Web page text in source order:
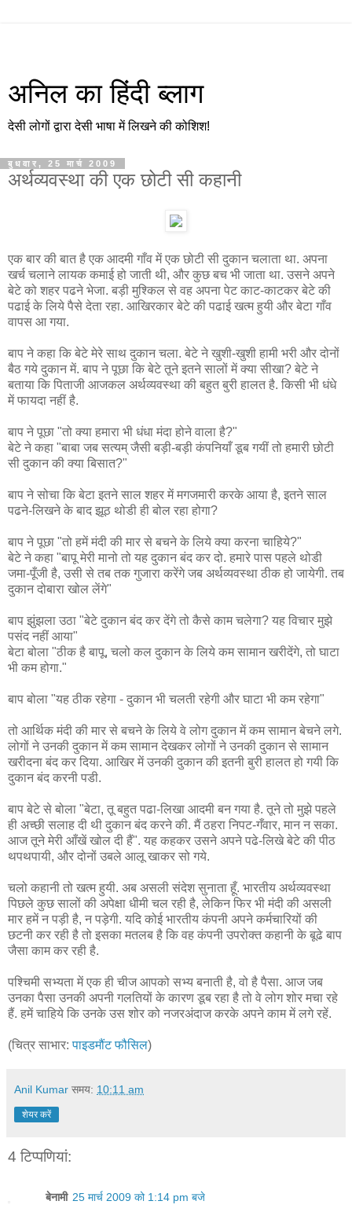
अनिल का हिंदी ब्लाग
देसी लोगों द्वारा देसी भाषा में लिखने की कोशिश!
बुधवार, 25 मार्च 2009
अर्थव्यवस्था की एक छोटी सी कहानी
एक बार की बात है एक आदमी गाँव में एक छोटी सी दुकान चलाता था. अपना
खर्च चलाने लायक कमाई हो जाती थी, और कुछ बच भी जाता था. उसने अपने
बेटे को शहर पढने भेजा. बड़ी मुश्किल से वह अपना पेट काट-काटकर बेटे की
पढाई के लिये पैसे देता रहा. आखिरकार बेटे की पढाई खत्म हुयी और बेटा गाँव
वापस आ गया.
बाप ने कहा कि बेटे मेरे साथ दुकान चला. बेटे ने खुशी-खुशी हामी भरी और दोनों
बैठ गये दुकान में. बाप ने पूछा कि बेटे तूने इतने सालों में क्या सीखा? बेटे ने
बताया कि पिताजी आजकल अर्थव्यवस्था की बहुत बुरी हालत है. किसी भी धंधे
में फायदा नहीं है.
बाप ने पूछा "तो क्या हमारा भी धंधा मंदा होने वाला है?"
बेटे ने कहा "बाबा जब सत्यम् जैसी बड़ी-बड़ी कंपनियाँ डूब गयीं तो हमारी छोटी
सी दुकान की क्या बिसात?"
बाप ने सोचा कि बेटा इतने साल शहर में मगजमारी करके आया है, इतने साल
पढने-लिखने के बाद झूठ थोडी ही बोल रहा होगा?
बाप ने पूछा "तो हमें मंदी की मार से बचने के लिये क्या करना चाहिये?"
बेटे ने कहा "बापू मेरी मानो तो यह दुकान बंद कर दो. हमारे पास पहले थोडी
जमा-पूँजी है, उसी से तब तक गुजारा करेंगे जब अर्थव्यवस्था ठीक हो जायेगी. तब
दुकान दोबारा खोल लेंगे"
बाप झुंझला उठा "बेटे दुकान बंद कर देंगे तो कैसे काम चलेगा? यह विचार मुझे
पसंद नहीं आया"
बेटा बोला "ठीक है बापू, चलो कल दुकान के लिये कम सामान खरीदेंगे, तो घाटा
भी कम होगा."
बाप बोला "यह ठीक रहेगा - दुकान भी चलती रहेगी और घाटा भी कम रहेगा"
तो आर्थिक मंदी की मार से बचने के लिये वे लोग दुकान में कम सामान बेचने लगे.
लोगों ने उनकी दुकान में कम सामान देखकर लोगों ने उनकी दुकान से सामान
खरीदना बंद कर दिया. आखिर में उनकी दुकान की इतनी बुरी हालत हो गयी कि
दुकान बंद करनी पडी.
बाप बेटे से बोला "बेटा, तू बहुत पढा-लिखा आदमी बन गया है. तूने तो मुझे पहले
ही अच्छी सलाह दी थी दुकान बंद करने की. मैं ठहरा निपट-गँवार, मान न सका.
आज तूने मेरी आँखें खोल दी हैं". यह कहकर उसने अपने पढे-लिखे बेटे की पीठ
थपथपायी, और दोनों उबले आलू खाकर सो गये.
चलो कहानी तो खत्म हुयी. अब असली संदेश सुनाता हूँ. भारतीय अर्थव्यवस्था
पिछले कुछ सालों की अपेक्षा धीमी चल रही है, लेकिन फिर भी मंदी की असली
मार हमें न पड़ी है, न पड़ेगी. यदि कोई भारतीय कंपनी अपने कर्मचारियों की
छटनी कर रही है तो इसका मतलब है कि वह कंपनी उपरोक्त कहानी के बूढे बाप
जैसा काम कर रही है.
पश्चिमी सभ्यता में एक ही चीज आपको सभ्य बनाती है, वो है पैसा. आज जब
उनका पैसा उनकी अपनी गलतियों के कारण डूब रहा है तो वे लोग शोर मचा रहे
हैं. हमें चाहिये कि उनके उस शोर को नजरअंदाज करके अपने काम में लगे रहें.
(चित्र साभार:पाइडमौंट फौसिल)
Anil Kumar समय: 10:11 am
शेयर करें
4 टिप्‍पणियां:
बेनामी 25 मार्च 2009 को 1:14 pm बजे